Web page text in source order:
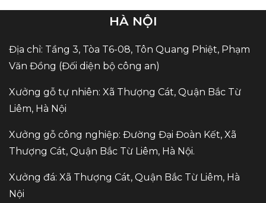
HÀ NỘI
Địa chỉ: Tầng 3, Tòa T6-08, Tôn Quang Phiệt, Phạm
Văn Đồng (Đối diện bộ công an)
Xưởng gỗ tự nhiên: Xã Thượng Cát, Quận Bắc Từ
Liêm, Hà Nội
Xưởng gỗ công nghiệp: Đường Đại Đoàn Kết, Xã
Thượng Cát, Quận Bắc Từ Liêm, Hà Nội.
Xưởng đá: Xã Thượng Cát, Quận Bắc Từ Liêm, Hà
Nội